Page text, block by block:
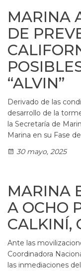
MARINA
DE
“ALVIN”
Derivado de las
desarrollo de la
la Secretaría de
Marina en su Fase
30 mayo, 2025
MARINA
A OCHO
CALKINÍ,
Ante las
Coordinadora
las inmediaciones